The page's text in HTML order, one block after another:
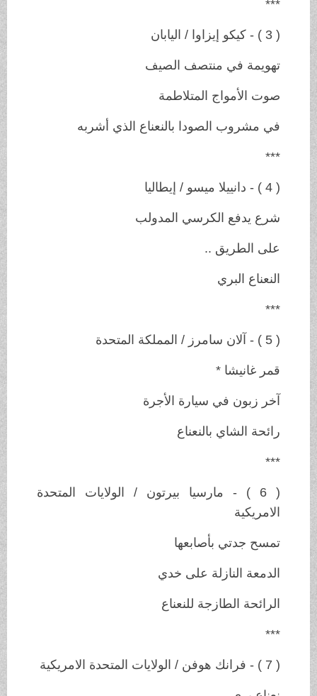
***
تهويمة في منتصف الصيف
صوت الأمواج المتلاطمة
في مشروب الصودا بالنعناع الذي أشربه
***
شرع يدفع الكرسي المدولب
على الطريق ..
النعناع البري
***
قمر غانيشا *
آخر زبون في سيارة الأجرة
رائحة الشاي بالنعناع
***
( 6 ) - مارسيا بيرتون / الولايات المتحدة
الامريكية
تمسح جدتي بأصابعها
الدمعة النازلة على خدي
الرائحة الطازجة للنعناع
***